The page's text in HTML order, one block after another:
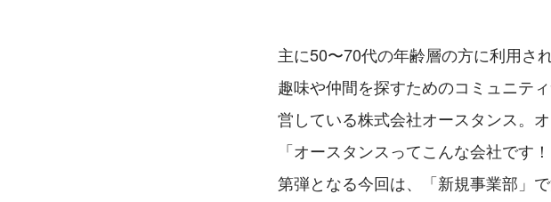
主に50〜70代の年齢層の方に利用さ
趣味や仲間を探すためのコミュニテ
営している株式会社オースタンス。
「オースタンスってこんな会社です
第弾となる今回は、「新規事業部」